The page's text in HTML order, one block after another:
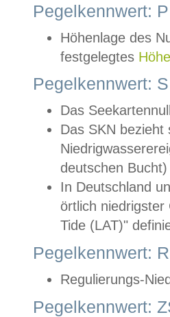
Pegelkennwert:
Höhenlage des
festgelegtes
Pegelkennwert:
Das
Das SKN
deutschen
In Deutschland
örtlich
Tide (LAT)"
Pegelkennwert:
Regulierungs-
Pegelkennwert: